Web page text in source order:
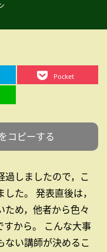
Pocket
コピーする
過しましたので，こ
た。
発表直後は，
ため，他者から色々
から。
こんな大事
ない講師が決めるこ